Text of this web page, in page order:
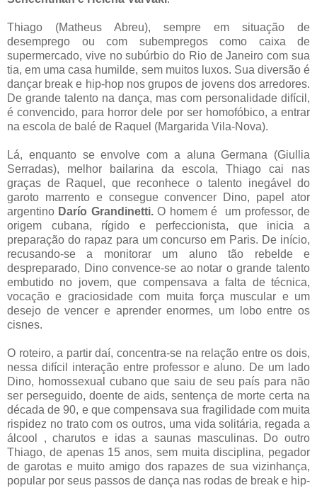
Thiago (Matheus Abreu), sempre em situação de
desemprego ou com subempregos como caixa de
supermercado, vive no subúrbio do Rio de Janeiro com sua
tia, em uma casa humilde, sem muitos luxos. Sua diversão é
dançar break e hip-hop nos grupos de jovens dos arredores.
De grande talento na dança, mas com personalidade difícil,
é convencido, para horror dele por ser homofóbico, a entrar
na escola de balé de Raquel (Margarida Vila-Nova).
Lá, enquanto se envolve com a aluna Germana (Giullia
Serradas), melhor bailarina da escola, Thiago cai nas
graças de Raquel, que reconhece o talento inegável do
garoto marrento e consegue convencer Dino, papel ator
argentino Darío Grandinetti.O homem é um professor, de
origem cubana, rígido e perfeccionista, que inicia a
preparação do rapaz para um concurso em Paris. De início,
recusando-se a monitorar um aluno tão rebelde e
despreparado, Dino convence-se ao notar o grande talento
embutido no jovem, que compensava a falta de técnica,
vocação e graciosidade com muita força muscular e um
desejo de vencer e aprender enormes, um lobo entre os
cisnes.
O roteiro, a partir daí, concentra-se na relação entre os dois,
nessa difícil interação entre professor e aluno. De um lado
Dino, homossexual cubano que saiu de seu país para não
ser perseguido, doente de aids, sentença de morte certa na
década de 90, e que compensava sua fragilidade com muita
rispidez no trato com os outros, uma vida solitária, regada a
álcool , charutos e idas a saunas masculinas. Do outro
Thiago, de apenas 15 anos, sem muita disciplina, pegador
de garotas e muito amigo dos rapazes de sua vizinhança,
popular por seus passos de dança nas rodas de break e hip-